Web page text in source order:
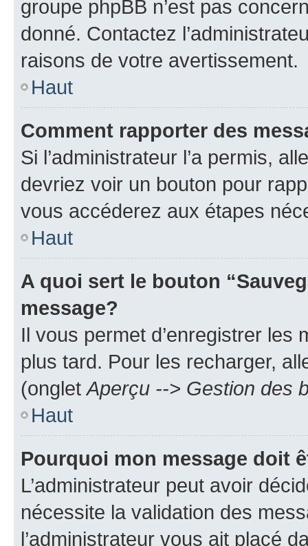
groupe phpBB n’est pas
donné. Contactez
raisons de votre avertissement.
Haut
Comment rapporter des
Si l’administrateur l’a permis,
devriez voir un bouton pour
vous accéderez aux étapes
Haut
A quoi sert le bouton
message?
Il vous permet d’enregistrer
plus tard. Pour les recharger,
(onglet Aperçu --> Gestion des
Haut
Pourquoi mon message doit
L’administrateur peut avoir
nécessite la validation des
l’administrateur vous ait placé